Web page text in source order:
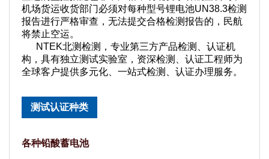
机场货运收货部门必须对每种型号锂电池UN38.3检测
报告进行严格审查，无法提交合格检测报告的，民航
将禁止空运。
NTEK北测检测，专业第三方产品检测、认证机
构，具有独立测试实验室，资深检测、认证工程师为
全球客户提供多元化、一站式检测、认证办理服务。
测试认证种类
各种铅酸蓄电池